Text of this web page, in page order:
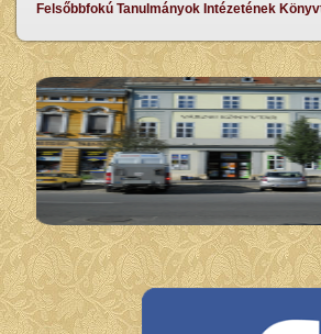
Felsőbbfokú Tanulmányok Intézetének